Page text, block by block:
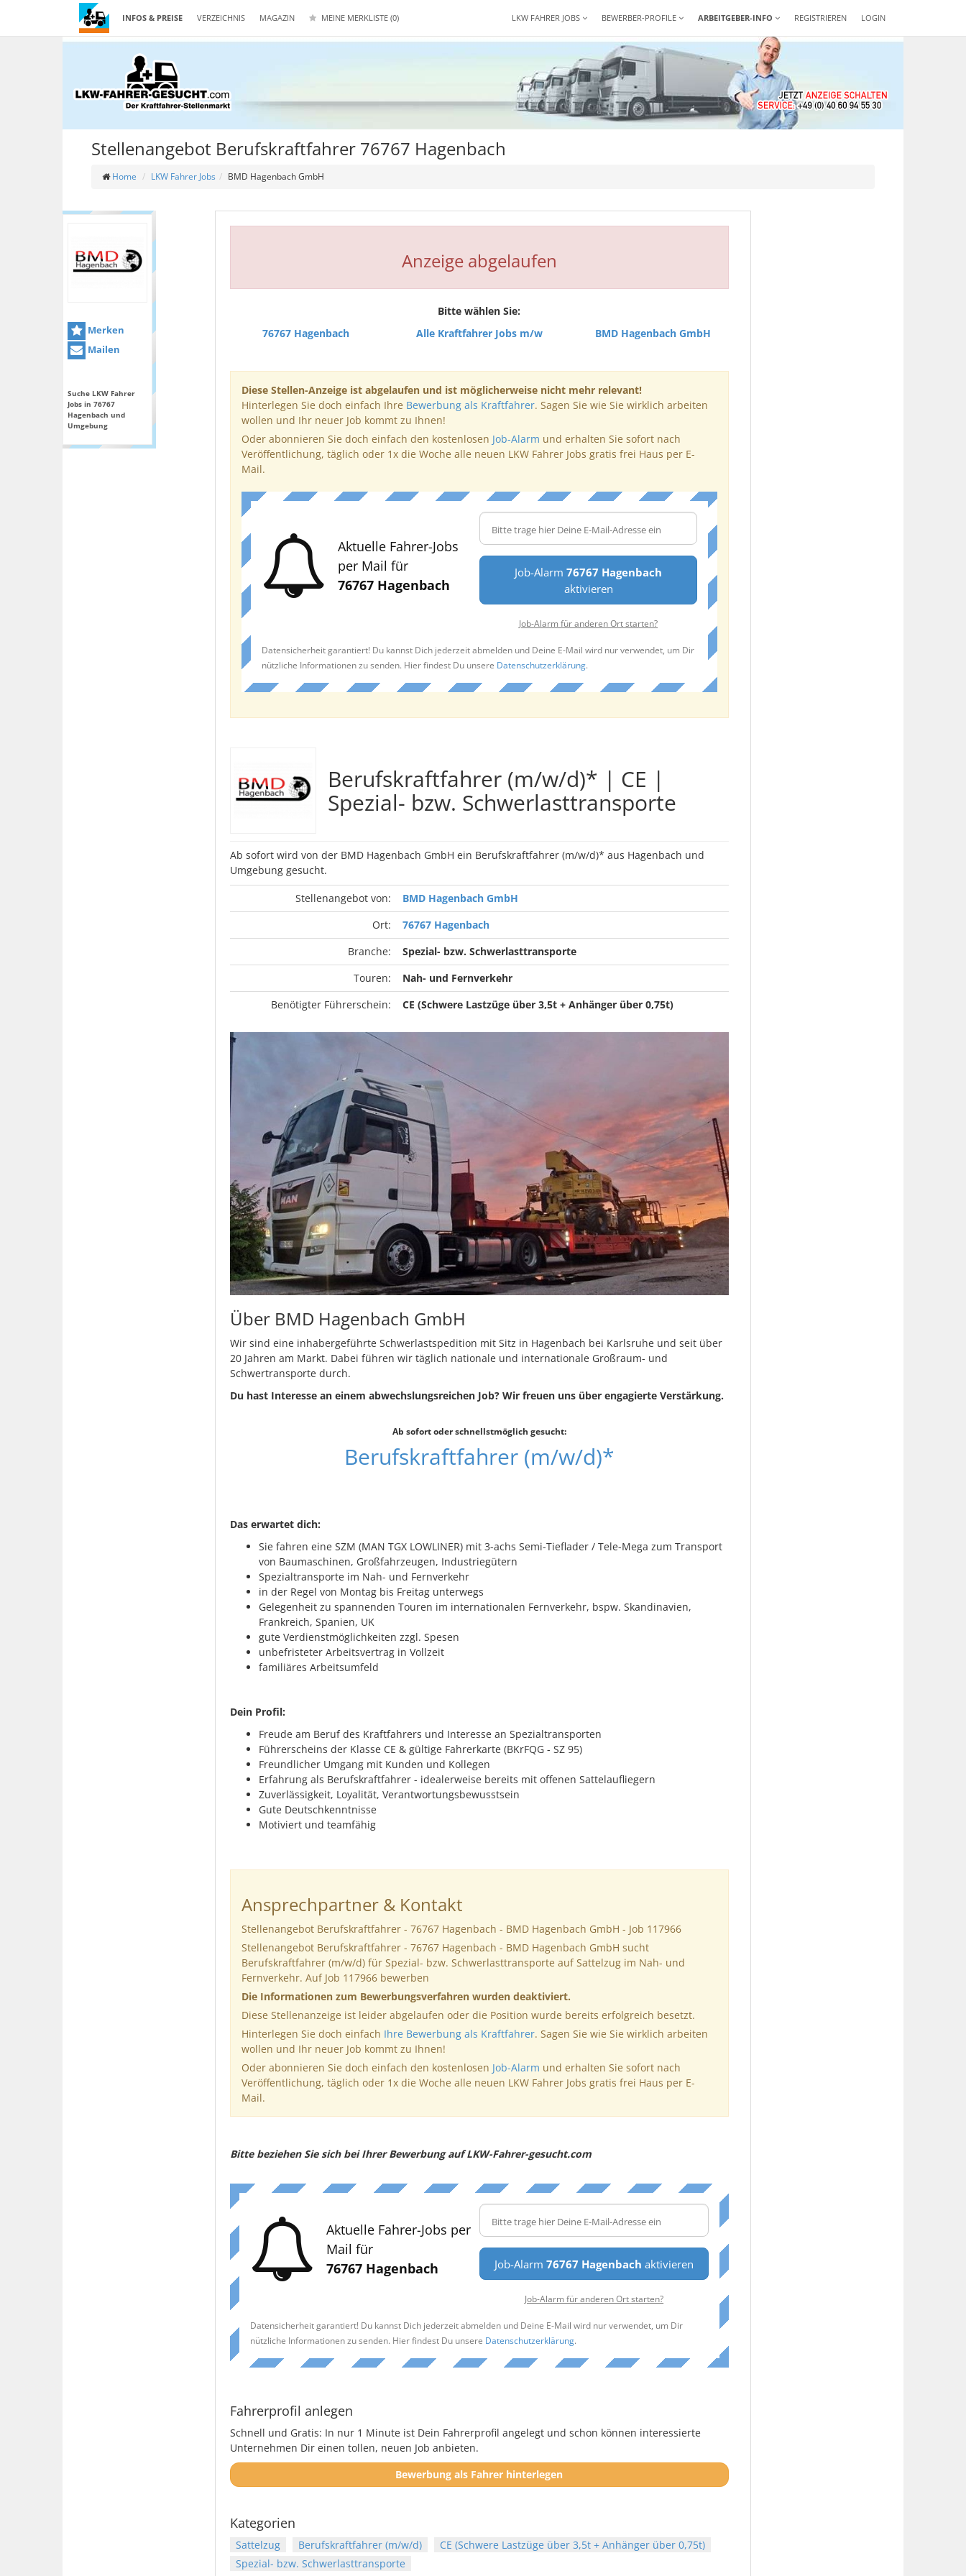
INFOS & PREISE VERZEICHNIS MAGAZIN MEINE MERKLISTE (0) REGISTRIEREN LOGIN
LKW FAHRER JOBS BEWERBER-PROFILE ARBEITGEBER-INFO
Stellenangebot Berufskraftfahrer 76767 Hagenbach
Home LKW Fahrer Jobs BMD Hagenbach GmbH
Merken
Mailen
Suche LKW Fahrer
Jobs in 76767
Hagenbach und
Umgebung
Anzeige abgelaufen
Bitte wählen Sie:
76767 Hagenbach
Alle Kraftfahrer Jobs m/w BMD Hagenbach GmbH
Diese Stellen-Anzeige ist abgelaufen und ist möglicherweise nicht mehr relevant!
Hinterlegen Sie doch einfach Ihre Bewerbung als Kraftfahrer. Sagen Sie wie Sie wirklich arbeiten
wollen und Ihr neuer Job kommt zu Ihnen!
Oder abonnieren Sie doch einfach den kostenlosen Job-Alarm und erhalten Sie sofort nach
Veröffentlichung, täglich oder 1x die Woche alle neuen LKW Fahrer Jobs gratis frei Haus per E-
Mail.
Aktuelle Fahrer-Jobs
per Mail für
76767 Hagenbach
Job-Alarm76767 Hagenbach
aktivieren
Job-Alarm für anderen Ort starten?
Datensicherheit garantiert! Du kannst Dich jederzeit abmelden und Deine E-Mail wird nur verwendet, um Dir
nützliche Informationen zu senden. Hier findest Du unsere Datenschutzerklärung.
Berufskraftfahrer (m/w/d)* | CE |
Spezial- bzw. Schwerlasttransporte
Ab sofort wird von der BMD Hagenbach GmbH ein Berufskraftfahrer (m/w/d)* aus Hagenbach und
Umgebung gesucht.
Stellenangebot von:
BMD Hagenbach GmbH
Ort:
76767 Hagenbach
Branche:
Spezial- bzw. Schwerlasttransporte
Touren:
Nah- und Fernverkehr
Benötigter Führerschein:
CE (Schwere Lastzüge über 3,5t + Anhänger über 0,75t)
Über BMD Hagenbach GmbH
Wir sind eine inhabergeführte Schwerlastspedition mit Sitz in Hagenbach bei Karlsruhe und seit über
20 Jahren am Markt. Dabei führen wir täglich nationale und internationale Großraum- und
Schwertransporte durch.
Du hast Interesse an einem abwechslungsreichen Job? Wir freuen uns über engagierte Verstärkung.
Ab sofort oder schnellstmöglich gesucht:
Berufskraftfahrer (m/w/d)*
Das erwartet dich:
Sie fahren eine SZM (MAN TGX LOWLINER) mit 3-achs Semi-Tieflader / Tele-Mega zum Transport
von Baumaschinen, Großfahrzeugen, Industriegütern
Spezialtransporte im Nah- und Fernverkehr
in der Regel von Montag bis Freitag unterwegs
Gelegenheit zu spannenden Touren im internationalen Fernverkehr, bspw. Skandinavien,
Frankreich, Spanien, UK
gute Verdienstmöglichkeiten zzgl. Spesen
unbefristeter Arbeitsvertrag in Vollzeit
familiäres Arbeitsumfeld
Dein Profil:
Freude am Beruf des Kraftfahrers und Interesse an Spezialtransporten
Führerscheins der Klasse CE & gültige Fahrerkarte (BKrFQG - SZ 95)
Freundlicher Umgang mit Kunden und Kollegen
Erfahrung als Berufskraftfahrer - idealerweise bereits mit offenen Sattelaufliegern
Zuverlässigkeit, Loyalität, Verantwortungsbewusstsein
Gute Deutschkenntnisse
Motiviert und teamfähig
Ansprechpartner & Kontakt
Stellenangebot Berufskraftfahrer - 76767 Hagenbach - BMD Hagenbach GmbH - Job 117966
Stellenangebot Berufskraftfahrer - 76767 Hagenbach - BMD Hagenbach GmbH sucht
Berufskraftfahrer (m/w/d) für Spezial- bzw. Schwerlasttransporte auf Sattelzug im Nah- und
Fernverkehr. Auf Job 117966 bewerben
Die Informationen zum Bewerbungsverfahren wurden deaktiviert.
Diese Stellenanzeige ist leider abgelaufen oder die Position wurde bereits erfolgreich besetzt.
Hinterlegen Sie doch einfach Ihre Bewerbung als Kraftfahrer. Sagen Sie wie Sie wirklich arbeiten
wollen und Ihr neuer Job kommt zu Ihnen!
Oder abonnieren Sie doch einfach den kostenlosen Job-Alarm und erhalten Sie sofort nach
Veröffentlichung, täglich oder 1x die Woche alle neuen LKW Fahrer Jobs gratis frei Haus per E-
Mail.
Bitte beziehen Sie sich bei Ihrer Bewerbung auf LKW-Fahrer-gesucht.com
Aktuelle Fahrer-Jobs per
Mail für
76767 Hagenbach
Job-Alarm76767 Hagenbach aktivieren
Job-Alarm für anderen Ort starten?
Datensicherheit garantiert! Du kannst Dich jederzeit abmelden und Deine E-Mail wird nur verwendet, um Dir
nützliche Informationen zu senden. Hier findest Du unsere Datenschutzerklärung.
Fahrerprofil anlegen
Schnell und Gratis: In nur 1 Minute ist Dein Fahrerprofil angelegt und schon können interessierte
Unternehmen Dir einen tollen, neuen Job anbieten.
Bewerbung als Fahrer hinterlegen
Kategorien
Sattelzug Berufskraftfahrer (m/w/d)
CE (Schwere Lastzüge über 3,5t + Anhänger über 0,75t)
Spezial- bzw. Schwerlasttransporte